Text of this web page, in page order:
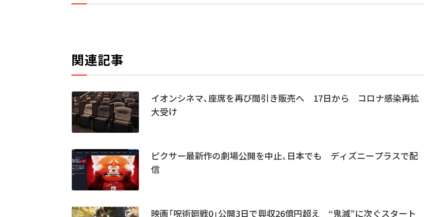
関連記事
イオンシネマ、座席を再び間引き販売へ 17日から コロナ感染再拡
大受け
ピクサー最新作の劇場公開を中止、日本でも ディズニープラスで配
信
映画「呪術廻戦0」公開3日で興収26億円超え “鬼滅”に次ぐスタート